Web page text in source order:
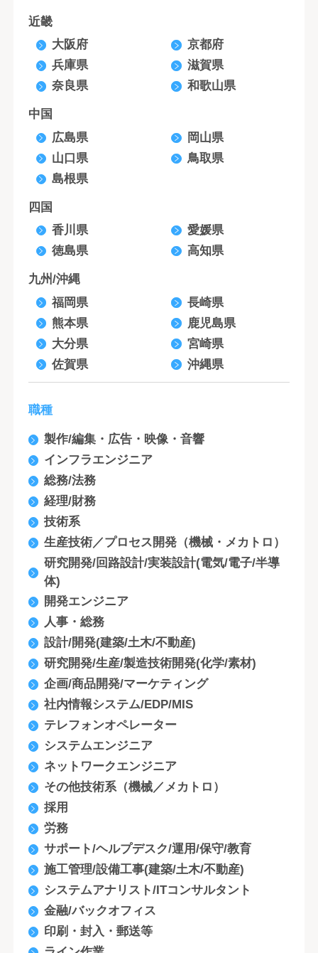
近畿
大阪府
京都府
兵庫県
滋賀県
奈良県
和歌山県
中国
広島県
岡山県
山口県
鳥取県
島根県
四国
香川県
愛媛県
徳島県
高知県
九州/沖縄
福岡県
長崎県
熊本県
鹿児島県
大分県
宮崎県
佐賀県
沖縄県
職種
製作/編集・広告・映像・音響
インフラエンジニア
総務/法務
経理/財務
技術系
生産技術／プロセス開発（機械・メカトロ）
研究開発/回路設計/実装設計(電気/電子/半導
体)
開発エンジニア
人事・総務
設計/開発(建築/土木/不動産)
研究開発/生産/製造技術開発(化学/素材)
企画/商品開発/マーケティング
社内情報システム/EDP/MIS
テレフォンオペレーター
システムエンジニア
ネットワークエンジニア
その他技術系（機械／メカトロ）
採用
労務
サポート/ヘルプデスク/運用/保守/教育
施工管理/設備工事(建築/土木/不動産)
システムアナリスト/ITコンサルタント
金融/バックオフィス
印刷・封入・郵送等